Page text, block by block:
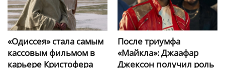
«Одиссея» стала самым
кассовым фильмом в
карьере Кристофера
После триумфа
«Майкла»: Джаафар
Джексон получил роль